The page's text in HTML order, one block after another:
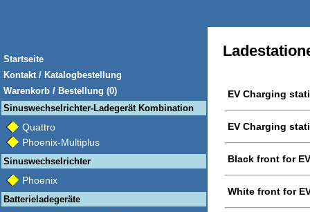
Startseite
Kontakt / Katalogbestellung
Warenkorb / Bestellung (0)
Sinuswechselrichter-Ladegerät Kombination
Quattro
Phoenix-Multiplus
Sinuswechselrichter
Phoenix
Batterieladegeräte
EV Charging
EV Charging
Black front for
White front for